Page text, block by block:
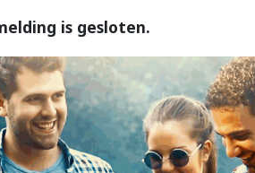
is gesloten.